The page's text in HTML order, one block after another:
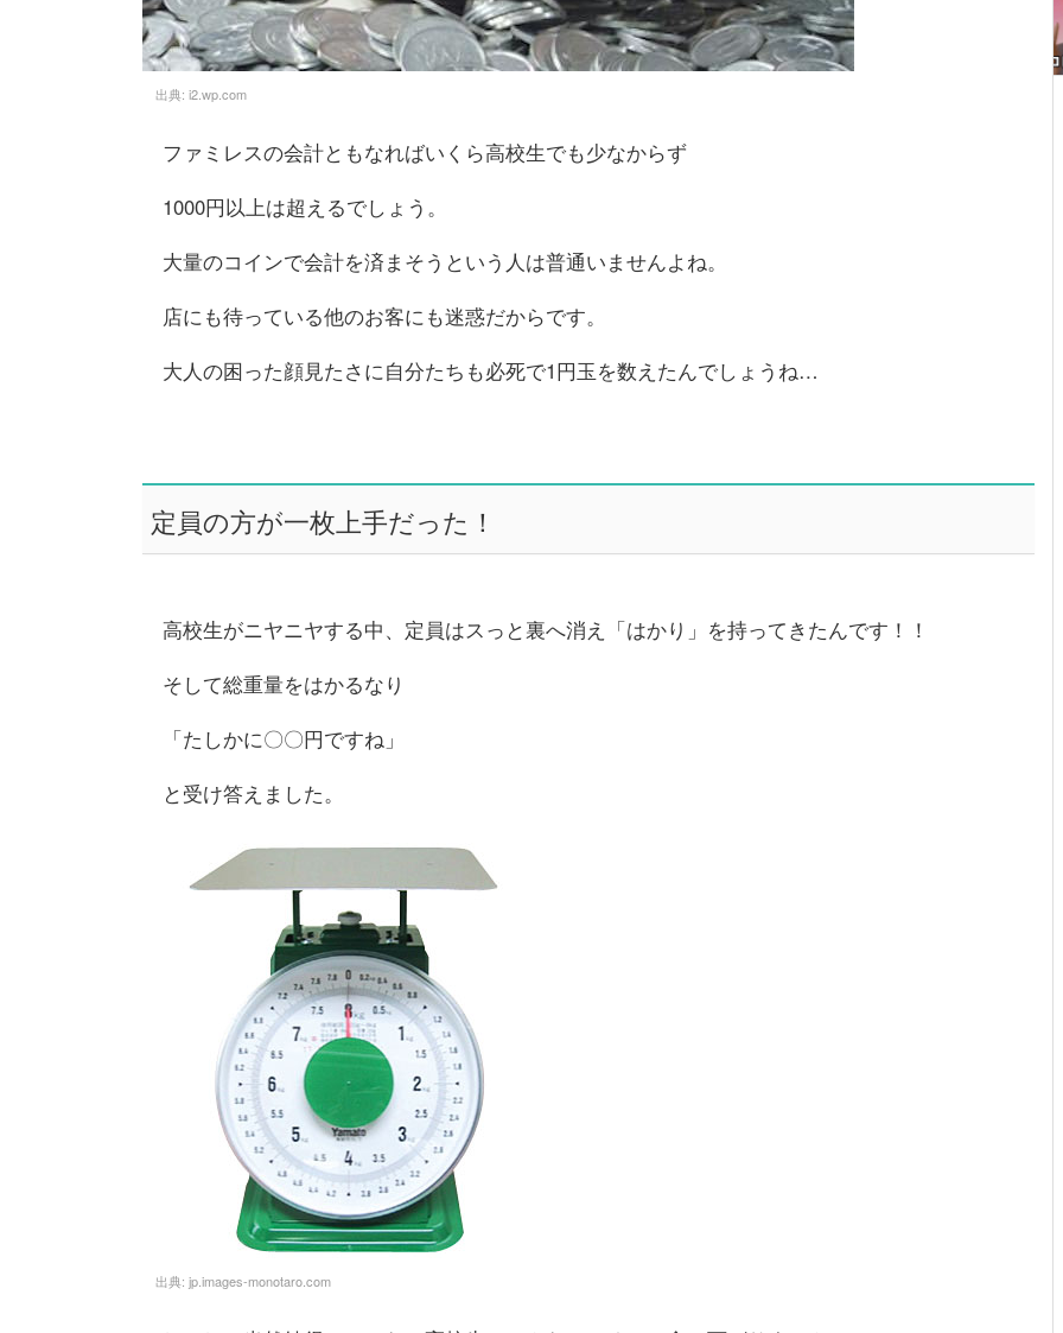
出典: i2.wp.com
ファミレスの会計ともなればいくら高校生でも少なからず
1000円以上は超えるでしょう。
大量のコインで会計を済まそうという人は普通いませんよね。
店にも待っている他のお客にも迷惑だからです。
大人の困った顔見たさに自分たちも必死で1円玉を数えたんでしょうね…
定員の方が一枚上手だった！
高校生がニヤニヤする中、定員はスっと裏へ消え「はかり」を持ってきたんです！！
そして総重量をはかるなり
「たしかに〇〇円ですね」
と受け答えました。
出典: jp.images-monotaro.com